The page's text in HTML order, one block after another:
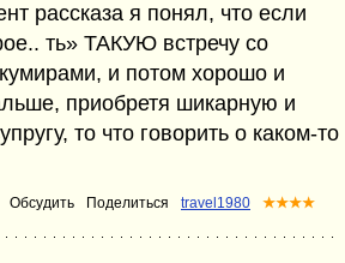
рассказа я понял, что если
ть» ТАКУЮ встречу со
и потом хорошо и
приобретя шикарную и
то что говорить о каком-то
Обсудить Поделиться travel1980 ★★★★